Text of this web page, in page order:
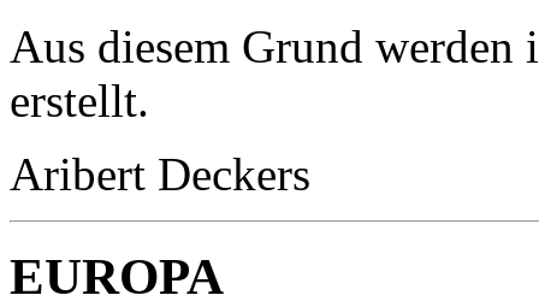
Aus diesem Grund
erstellt.
Aribert Deckers
EUROPA